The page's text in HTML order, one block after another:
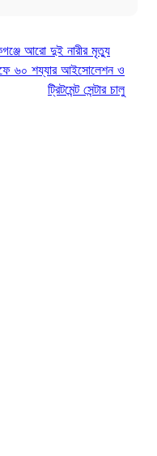
আরো দুই নারীর মৃত্যু
৬০ শয্যার আইসোলেশন ও
ট্রিটমেন্ট সেন্টার চালু